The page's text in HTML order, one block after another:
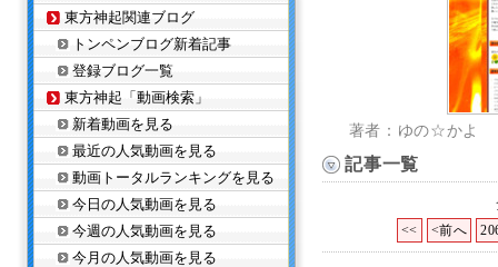
著者：ゆの☆かよ
記事一覧
<< <前へ
東方神起関連ブログ
トンペンブログ新着記事
登録ブログ一覧
東方神起「動画検索」
新着動画を見る
最近の人気動画を見る
動画トータルランキングを見る
今日の人気動画を見る
今週の人気動画を見る
今月の人気動画を見る